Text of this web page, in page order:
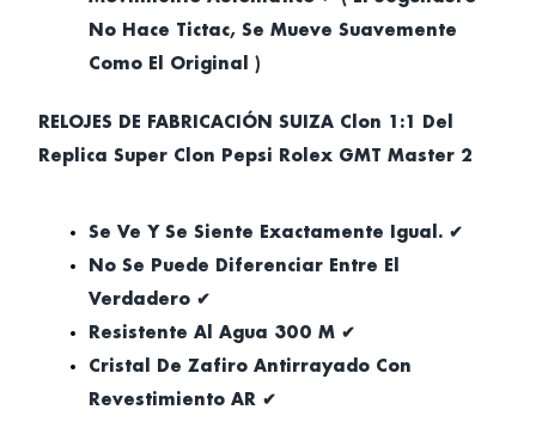
No Hace Tictac, Se Mueve Suavemente
Como El Original )
RELOJES DE FABRICACIÓN SUIZA Clon 1:1 Del
Replica Super Clon Pepsi Rolex GMT Master 2
Se Ve Y Se Siente Exactamente Igual. ✔
No Se Puede Diferenciar Entre El
Verdadero ✔
Resistente Al Agua 300 M ✔
Cristal De Zafiro Antirrayado Con
Revestimiento AR ✔